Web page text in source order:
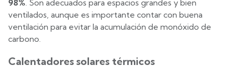
98% . Son adecuados para espacios grandes y bien
ventilados, aunque es importante contar con buena
ventilación para evitar la acumulación de monóxido de
carbono.
Calentadores solares térmicos